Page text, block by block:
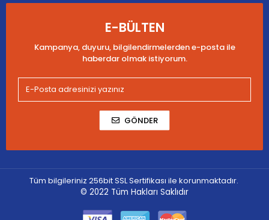
E-BÜLTEN
Kampanya, duyuru, bilgilendirmelerden e-posta ile
haberdar olmak istiyorum.
GÖNDER
Tüm bilgileriniz 256bit SSL Sertifikası ile korunmaktadır.
© 2022 Tüm Hakları Saklıdır